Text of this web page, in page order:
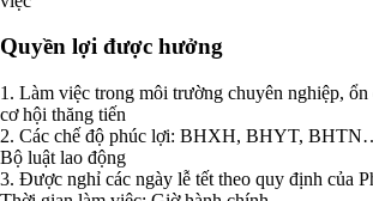
Quyền lợi được hưởng
1. Làm việc trong môi trường chuyên nghiệp,
cơ hội thăng tiến
2. Các chế độ phúc lợi: BHXH, BHYT,
Bộ luật lao động
3. Được nghỉ các ngày lễ tết theo quy định của